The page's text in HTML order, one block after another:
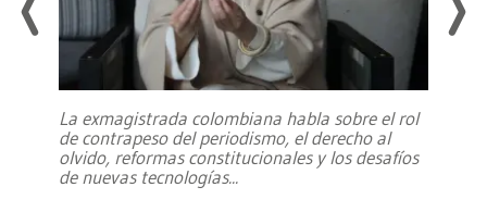
La exmagistrada colombiana habla sobre el rol
de contrapeso del periodismo, el derecho al
olvido, reformas constitucionales y los desafíos
de nuevas tecnologías...